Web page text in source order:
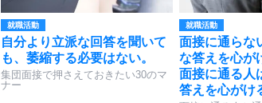
就職活動
自分より立派な回答を聞いて
も、萎縮する必要はない。
集団面接で押さえておきたい30のマ
ナー
就職活動
面接に通らな
な答えを心が
面接に通る人
答えを心がけ